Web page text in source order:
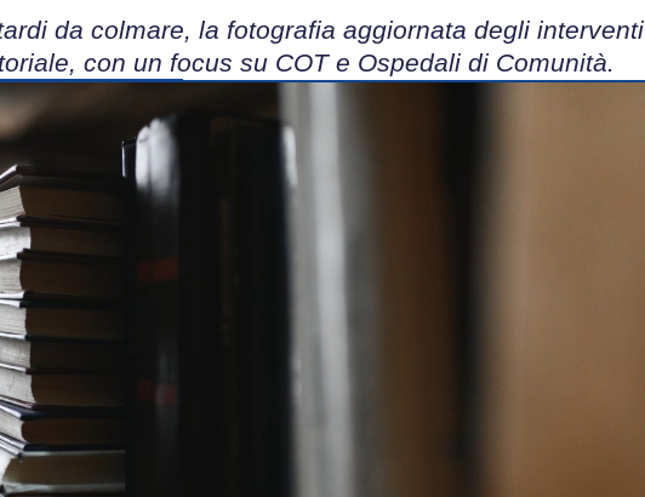
da colmare, la fotografia aggiornata degli interventi
con un focus su COT e Ospedali di Comunità.